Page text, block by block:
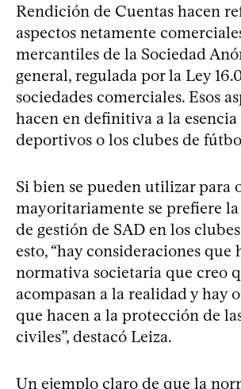
Rendición de Cuentas hacen
aspectos netamente
mercantiles de la Sociedad
general, regulada por la Ley
sociedades comerciales. Esos
hacen en definitiva a la
deportivos o los clubes de
Si bien se pueden utilizar para
mayoritariamente se prefiere
de gestión de SAD en los
esto, “hay consideraciones que
normativa societaria que creo
acompasan a la realidad y hay
que hacen a la protección de
civiles”, destacó Leiza.
Un ejemplo claro de que la